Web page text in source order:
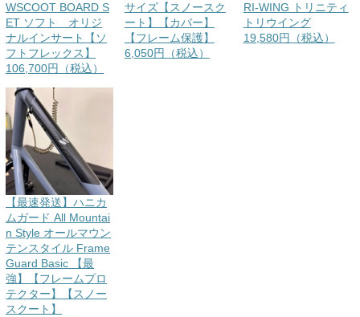
WSCOOT BOARD S
ET ソフト オリジ
ナルインサート【ソ
フトフレックス】
106,700円（税込）
サイズ【スノースク
ート】【カバー】
【フレーム保護】
6,050円（税込）
RI-WING トリニティ
トリウイング
19,580円（税込）
【最速発送】ハニカ
ムガード All Mountai
n Style オールマウン
テンスタイル Frame
Guard Basic 【最
強】【フレームプロ
テクター】【スノー
スクート】